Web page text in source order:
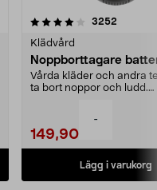
-
3252
Klädvård
Noppborttagare
Vårda kläder och andra
ta bort noppor och ludd.
149,90
Lägg i varukorg
4.5av 5 stjärnor